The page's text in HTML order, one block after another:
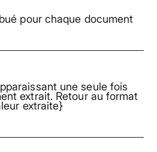
pour chaque document
une seule fois
extrait. Retour au format
extraite}